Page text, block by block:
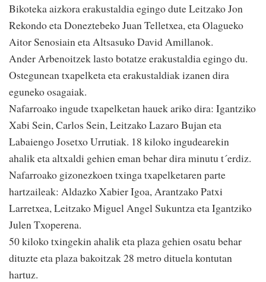
Bikoteka aizkora erakustaldia egingo dute Leitzako Jon
Rekondo eta Doneztebeko Juan Telletxea, eta Olagueko
Aitor Senosiain eta Altsasuko David Amillanok.
Ander Arbenoitzek lasto botatze erakustaldia egingo du.
Ostegunean txapelketa eta erakustaldiak izanen dira
eguneko osagaiak.
Nafarroako ingude txapelketan hauek ariko dira: Igantziko
Xabi Sein, Carlos Sein, Leitzako Lazaro Bujan eta
Labaiengo Josetxo Urrutiak. 18 kiloko ingudearekin
ahalik eta altxaldi gehien eman behar dira minutu t´erdiz.
Nafarroako gizonezkoen txinga txapelketaren parte
hartzaileak: Aldazko Xabier Igoa, Arantzako Patxi
Larretxea, Leitzako Miguel Angel Sukuntza eta Igantziko
Julen Txoperena.
50 kiloko txingekin ahalik eta plaza gehien osatu behar
dituzte eta plaza bakoitzak 28 metro dituela kontutan
hartuz.